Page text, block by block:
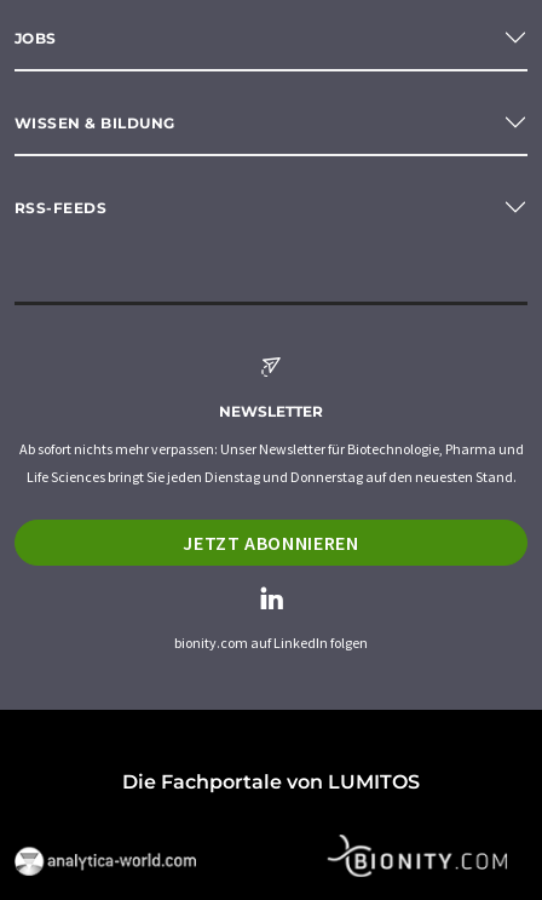
JOBS
WISSEN & BILDUNG
RSS-FEEDS
NEWSLETTER
Ab sofort nichts mehr verpassen: Unser Newsletter für Biotechnologie, Pharma und
Life Sciences bringt Sie jeden Dienstag und Donnerstag auf den neuesten Stand.
JETZT ABONNIEREN
bionity.com auf LinkedIn folgen
Die Fachportale von LUMITOS